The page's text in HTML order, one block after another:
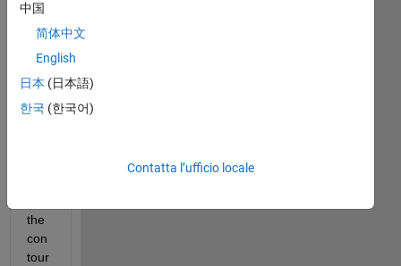
recenti
My
crit
the
con
tour
中国
简体中文
English
日本 (日本語)
한국 (한국어)
Contatta l’ufficio locale